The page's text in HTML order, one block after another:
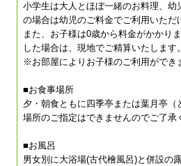
小学生は大人とほぼ一緒のお料理、
の場合は幼児のご料金でご利用いただ
また、お子様は0歳から料金がかかり
した場合は、現地でご精算いたします。
※お部屋によりお子様のご利用ができ
■お食事場所
夕・朝食ともに四季亭または葉月亭（
場所のご指定はできませんのでご了承
■お風呂
男女別に大浴場(古代檜風呂)と併設の